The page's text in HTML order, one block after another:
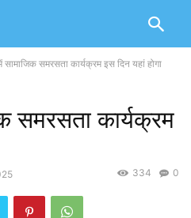
में सामाजिक समरसता कार्यक्रम इस दिन यहां होगा
समरसता कार्यक्रम
0
334